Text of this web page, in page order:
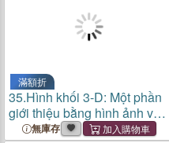
滿額折
35.Hình khối 3-D: Một phần
giới thiệu bằng hình ảnh về
các hình hình học trong thế
無庫存